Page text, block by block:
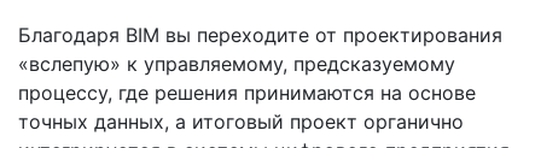
Благодаря BIM вы переходите от проектирования
«вслепую» к управляемому, предсказуемому
процессу, где решения принимаются на основе
точных данных, а итоговый проект органично